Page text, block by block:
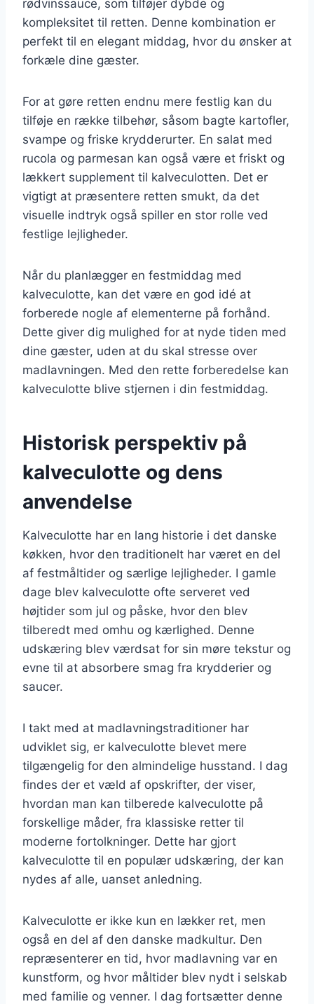
rødvinssauce, som tilføjer dybde og
kompleksitet til retten. Denne kombination er
perfekt til en elegant middag, hvor du ønsker at
forkæle dine gæster.
For at gøre retten endnu mere festlig kan du
tilføje en række tilbehør, såsom bagte kartofler,
svampe og friske krydderurter. En salat med
rucola og parmesan kan også være et friskt og
lækkert supplement til kalveculotten. Det er
vigtigt at præsentere retten smukt, da det
visuelle indtryk også spiller en stor rolle ved
festlige lejligheder.
Når du planlægger en festmiddag med
kalveculotte, kan det være en god idé at
forberede nogle af elementerne på forhånd.
Dette giver dig mulighed for at nyde tiden med
dine gæster, uden at du skal stresse over
madlavningen. Med den rette forberedelse kan
kalveculotte blive stjernen i din festmiddag.
Historisk perspektiv på
kalveculotte og dens
anvendelse
Kalveculotte har en lang historie i det danske
køkken, hvor den traditionelt har været en del
af festmåltider og særlige lejligheder. I gamle
dage blev kalveculotte ofte serveret ved
højtider som jul og påske, hvor den blev
tilberedt med omhu og kærlighed. Denne
udskæring blev værdsat for sin møre tekstur og
evne til at absorbere smag fra krydderier og
saucer.
I takt med at madlavningstraditioner har
udviklet sig, er kalveculotte blevet mere
tilgængelig for den almindelige husstand. I dag
findes der et væld af opskrifter, der viser,
hvordan man kan tilberede kalveculotte på
forskellige måder, fra klassiske retter til
moderne fortolkninger. Dette har gjort
kalveculotte til en populær udskæring, der kan
nydes af alle, uanset anledning.
Kalveculotte er ikke kun en lækker ret, men
også en del af den danske madkultur. Den
repræsenterer en tid, hvor madlavning var en
kunstform, og hvor måltider blev nydt i selskab
med familie og venner. I dag fortsætter denne